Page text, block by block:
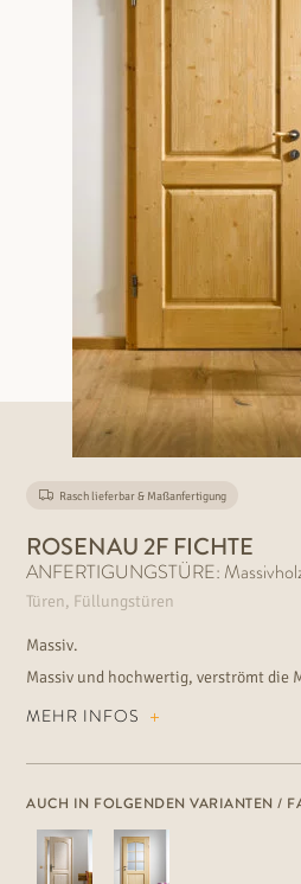
Rasch lieferbar & Maßanfertigung
ROSENAU 2F FICHTE
ANFERTIGUNGSTÜRE:
Türen, Füllungstüren
Massiv.
Massiv und hochwertig, verströmt die
Raum mehr Höhe verleiht und die
MEHR INFOS
AUCH IN FOLGENDEN VARIANTEN /